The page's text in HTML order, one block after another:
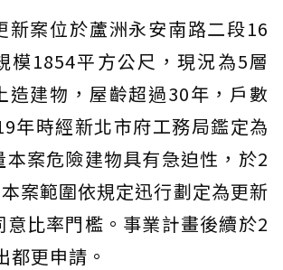
新案位於蘆洲永安南路二段16
模1854平方公尺，現況為5層
造建物，屋齡超過30年，戶數
年時經新北市府工務局鑑定為
本案危險建物具有急迫性，於2
案範圍依規定迅行劃定為更新
意比率門檻。事業計畫後續於2
都更申請。